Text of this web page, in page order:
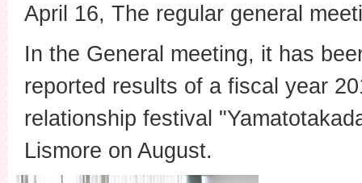
April 16, The regular general
In the General meeting, it has
reported results of a fiscal year
relationship festival
Lismore on August.